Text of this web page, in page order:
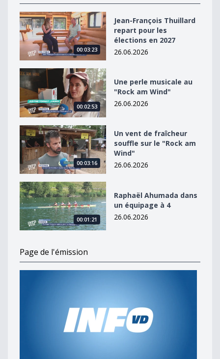
Jean-François Thuillard repart pour les élections en
00:03:23
Jean-François Thuillard
repart pour les
élections en 2027
26.06.2026
Une perle musicale au &quot;Rock am Wind&quot;
00:02:53
Une perle musicale au
"Rock am Wind"
26.06.2026
Un vent de fraîcheur souffle sur le &quot;Rock am
00:03:16
Un vent de fraîcheur
souffle sur le "Rock am
Wind"
26.06.2026
Raphaël Ahumada dans un équipage à 4
00:01:21
Raphaël Ahumada dans
un équipage à 4
26.06.2026
Page de l'émission